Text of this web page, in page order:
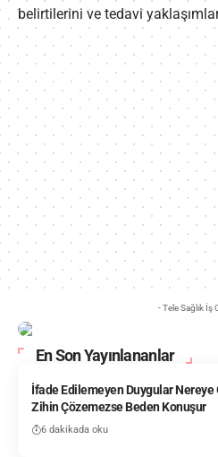
belirtilerini ve tedavi
- Tele Sağlık İş
En Son Yayınlananlar
İfade Edilemeyen Duygular Nereye
Zihin Çözemezse Beden Konuşur
6 dakikada oku